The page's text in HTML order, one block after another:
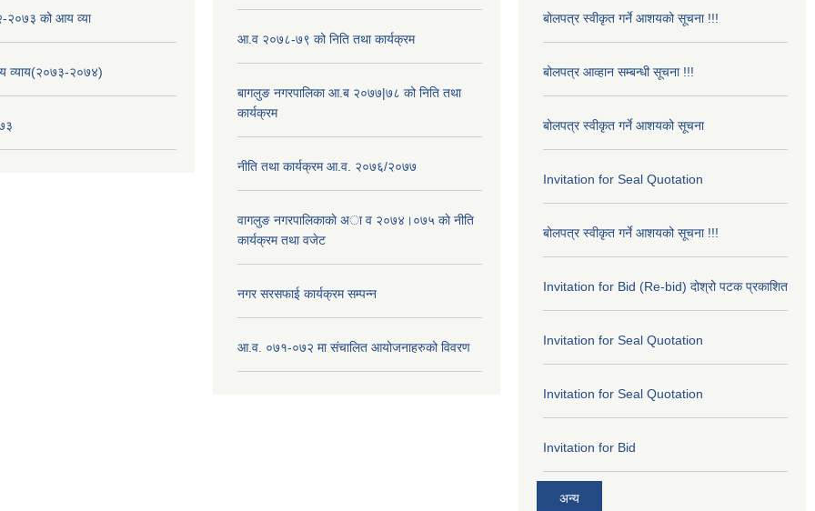
को आय व्या
२०७४)
आ.व २०७८-७९ को निति तथा कार्यक्रम
बागलुङ नगरपालिका आ.ब २०७७|७८ को निति तथा
कार्यक्रम
नीति तथा कार्यक्रम आ.व. २०७६/२०७७
वागलुङ नगरपालिकाकाे अा‍ व २०७४।०७५ काे नीति
कार्यक्रम तथा वजेट
नगर सरसफाई कार्यक्रम सम्पन्न
आ.व. ०७१-०७२ मा संचालित आयोजनाहरुको विवरण
बोलपत्र स्वीकृत गर्ने आशयको सूचना !!!
बोलपत्र आव्हान सम्बन्धी सूचना !!!
बोलपत्र स्वीकृत गर्ने आशयको सूचना
Invitation for Seal Quotation
बोलपत्र स्वीकृत गर्ने आशयको सूचना !!!
Invitation for Bid (Re-bid) दोश्रो पटक प्रकाशित
Invitation for Seal Quotation
Invitation for Seal Quotation
Invitation for Bid
अन्य